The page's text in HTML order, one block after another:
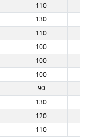
110
130
110
100
100
100
90
130
120
110